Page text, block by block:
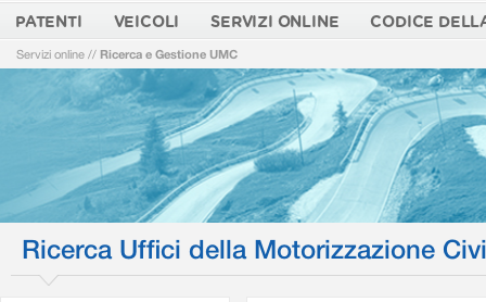
PATENTI VEICOLI SERVIZI ONLINE CODICE
Servizi online // Ricerca e Gestione UMC
Ricerca Uffici della Motorizzazione